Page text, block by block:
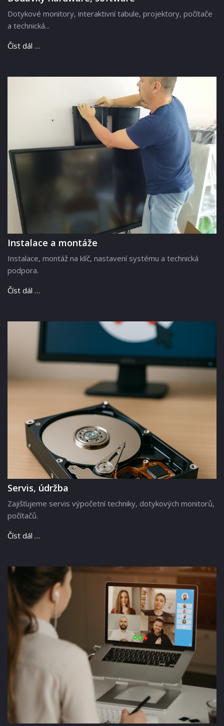
Dotykové monitory, interaktivní tabule, projektory, počítače
a technická...
Číst dál …
Instalace a montáže
Instalace, montáž na klíč, nastavení systému a technická
podpora.
Číst dál …
Servis, údržba
Zajišťujeme servis výpočetní techniky, dotykových monitorů,
počítačů.
Číst dál …